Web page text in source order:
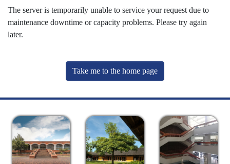
The server is temporarily unable to service your request due to
maintenance downtime or capacity problems. Please try again
later.
Take me to the home page